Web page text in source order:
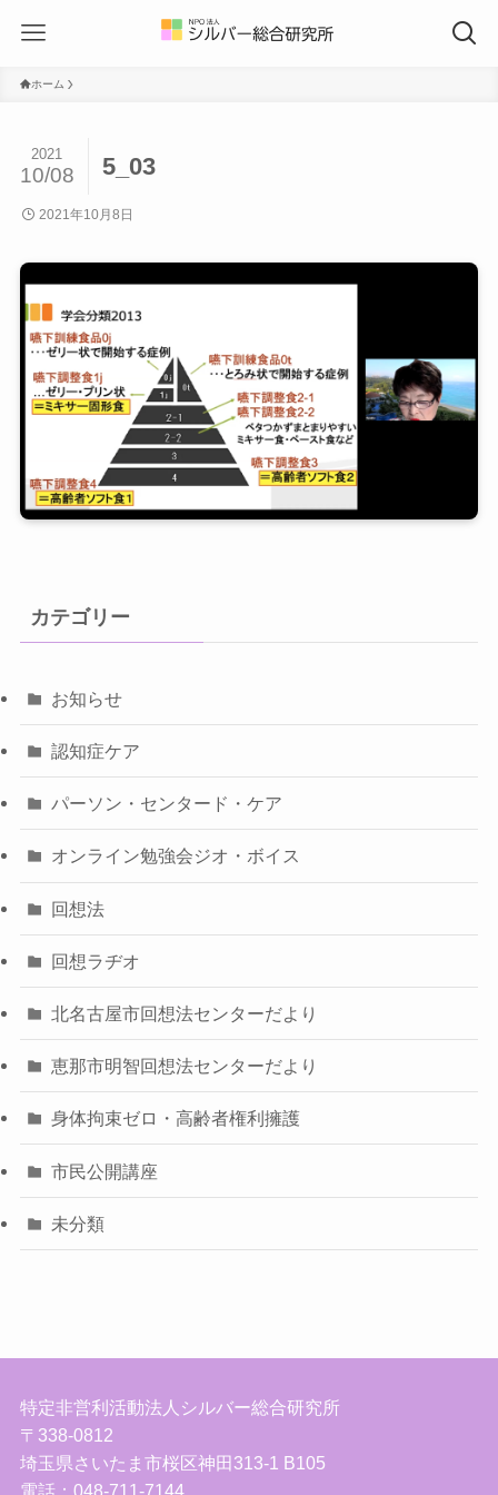
ホーム
5_03
2021
10/08
2021年10月8日
カテゴリー
お知らせ
認知症ケア
パーソン・センタード・ケア
オンライン勉強会ジオ・ボイス
回想法
回想ラヂオ
北名古屋市回想法センターだより
恵那市明智回想法センターだより
身体拘束ゼロ・高齢者権利擁護
市民公開講座
未分類
特定非営利活動法人シルバー総合研究所
〒338-0812
埼玉県さいたま市桜区神田313-1 B105
電話：048-711-7144